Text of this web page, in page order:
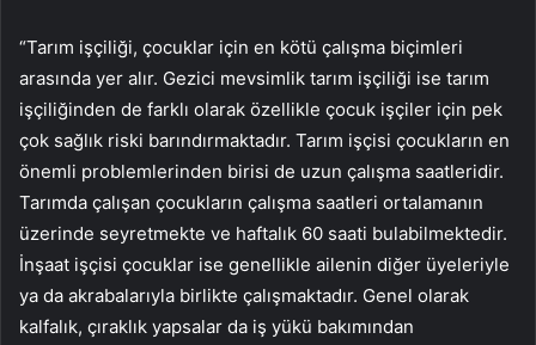
“Tarım işçiliği, çocuklar için en kötü çalışma biçimleri
arasında yer alır. Gezici mevsimlik tarım işçiliği ise tarım
işçiliğinden de farklı olarak özellikle çocuk işçiler için pek
çok sağlık riski barındırmaktadır. Tarım işçisi çocukların en
önemli problemlerinden birisi de uzun çalışma saatleridir.
Tarımda çalışan çocukların çalışma saatleri ortalamanın
üzerinde seyretmekte ve haftalık 60 saati bulabilmektedir.
İnşaat işçisi çocuklar ise genellikle ailenin diğer üyeleriyle
ya da akrabalarıyla birlikte çalışmaktadır. Genel olarak
kalfalık, çıraklık yapsalar da iş yükü bakımından